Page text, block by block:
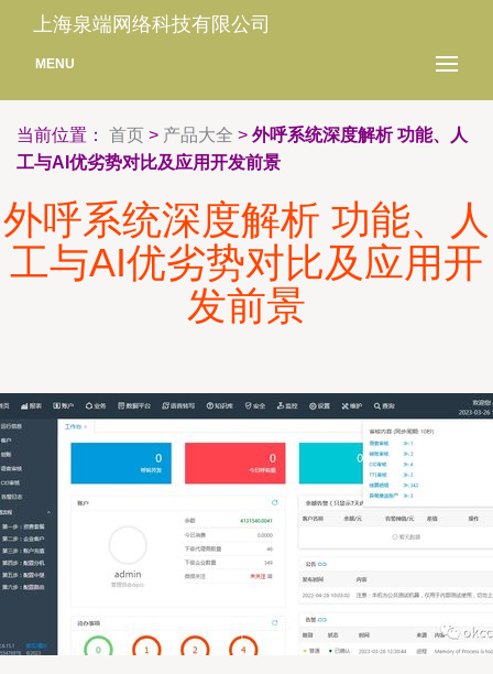
上海泉端网络科技有限公司
MENU
当前位置： 首页 > 产品大全 > 外呼系统深度解析 功能、人
工与AI优劣势对比及应用开发前景
外呼系统深度解析 功能、人
工与AI优劣势对比及应用开
发前景